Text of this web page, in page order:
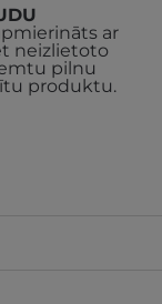
ar
neizlietoto
pilnu
produktu.